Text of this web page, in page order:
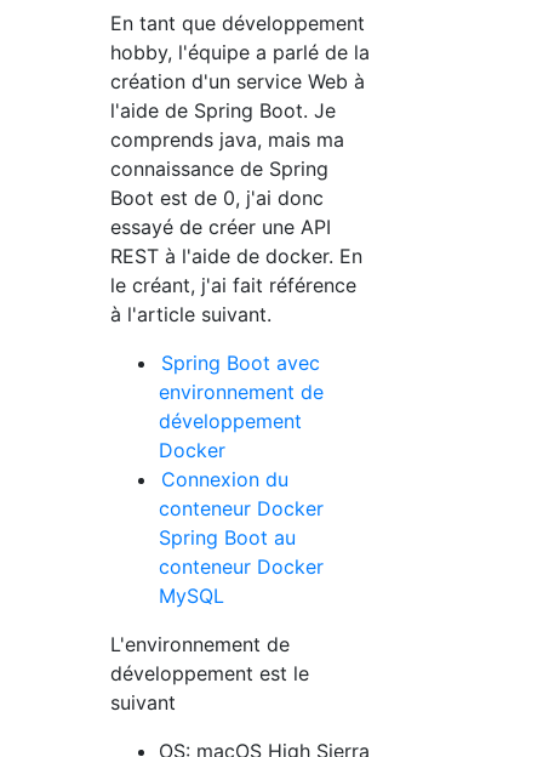
En tant que développement
hobby, l'équipe a parlé de la
création d'un service Web à
l'aide de Spring Boot. Je
comprends java, mais ma
connaissance de Spring
Boot est de 0, j'ai donc
essayé de créer une API
REST à l'aide de docker. En
le créant, j'ai fait référence
à l'article suivant.
Spring Boot avec
environnement de
développement
Docker
Connexion du
conteneur Docker
Spring Boot au
conteneur Docker
MySQL
L'environnement de
développement est le
suivant
OS: macOS High Sierra